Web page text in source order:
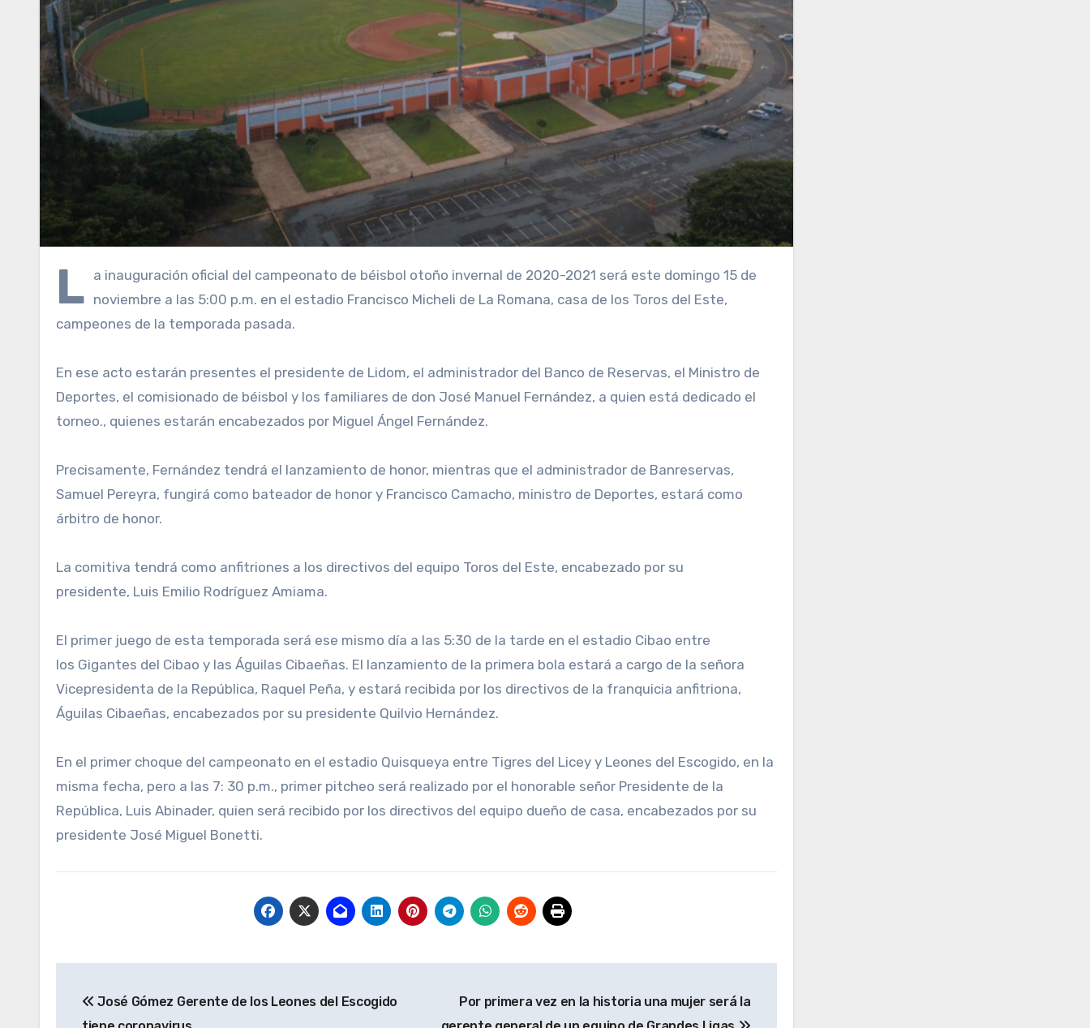
L a inauguración oficial del campeonato de béisbol otoño invernal de 2020-2021 será este domingo 15 de
noviembre a las 5:00 p.m. en el estadio Francisco Micheli de La Romana, casa de los Toros del Este,
campeones de la temporada pasada.
En ese acto estarán presentes el presidente de Lidom, el administrador del Banco de Reservas, el Ministro de
Deportes, el comisionado de béisbol y los familiares de don José Manuel Fernández, a quien está dedicado el
torneo., quienes estarán encabezados por Miguel Ángel Fernández.
Precisamente, Fernández tendrá el lanzamiento de honor, mientras que el administrador de Banreservas,
Samuel Pereyra, fungirá como bateador de honor y Francisco Camacho, ministro de Deportes, estará como
árbitro de honor.
La comitiva tendrá como anfitriones a los directivos del equipo Toros del Este, encabezado por su
presidente, Luis Emilio Rodríguez Amiama.
El primer juego de esta temporada será ese mismo día a las 5:30 de la tarde en el estadio Cibao entre
los Gigantes del Cibao y las Águilas Cibaeñas. El lanzamiento de la primera bola estará a cargo de la señora
Vicepresidenta de la República, Raquel Peña, y estará recibida por los directivos de la franquicia anfitriona,
Águilas Cibaeñas, encabezados por su presidente Quilvio Hernández.
En el primer choque del campeonato en el estadio Quisqueya entre Tigres del Licey y Leones del Escogido, en la
misma fecha, pero a las 7: 30 p.m., primer pitcheo será realizado por el honorable señor Presidente de la
República, Luis Abinader, quien será recibido por los directivos del equipo dueño de casa, encabezados por su
presidente José Miguel Bonetti.
de
José Gómez Gerente de los Leones del Escogido
Por primera vez en la historia una mujer será la